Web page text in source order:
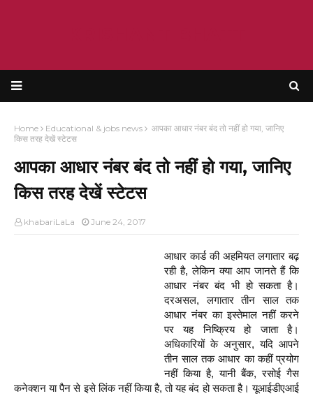
Home Educational & jobs news
आपका आधार नंबर बंद तो नहीं हो गया, जानिए
किस तरह देखें स्टेटस
आपका आधार नंबर बंद तो नहीं हो गया, जानिए
किस तरह देखें स्टेटस
khabariLaLa June 24, 2017
आधार कार्ड की अहमियत लगातार बढ़
रही है, लेकिन क्या आप जानते हैं कि
आधार नंबर बंद भी हो सकता है।
दरअसल, लगातार तीन साल तक
आधार नंबर का इस्तेमाल नहीं करने
पर यह निष्क्रिय हो जाता है।
अधिकारियों के अनुसार, यदि आपने
तीन साल तक आधार का कहीं प्रयोग
नहीं किया है, यानी बैंक, रसोई गैस
कनेक्शन या पैन से इसे लिंक नहीं किया है, तो यह बंद हो सकता है। यूआईडीएआई